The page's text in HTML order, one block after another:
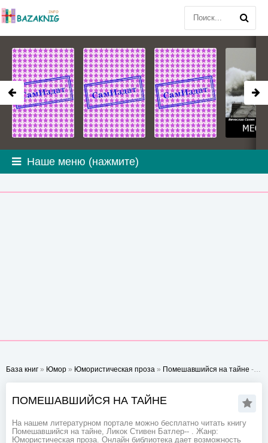
Наше меню (нажмите)
База книг » Юмор » Юмористическая проза » Помешавшийся на тайне - Стр. 1
ПОМЕШАВШИЙСЯ НА ТАЙНЕ
На нашем литературном портале можно бесплатно читать книгу
Помешавшийся на тайне, Ликок Стивен Батлер-- . Жанр:
Юмористическая проза. Онлайн библиотека дает возможность